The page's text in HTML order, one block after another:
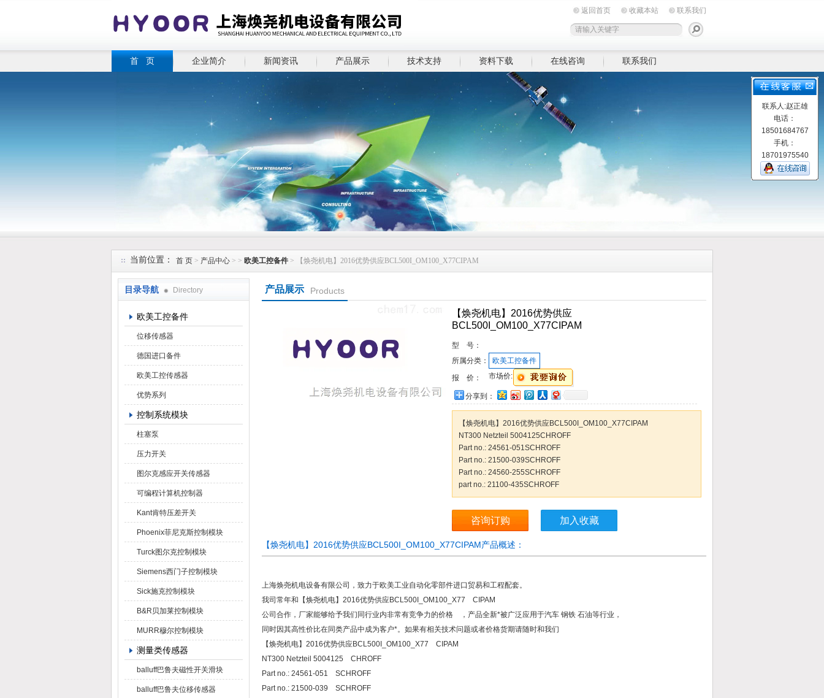
返回首页 收藏本站 联系我们
首 页 企业简介 新闻资讯 产品展示 技术支持 资料下载 在线咨询 联系我们
当前位置： 首 页 > 产品中心 > > 欧美工控备件 > 【焕尧机电】2016优势供应BCL500I_OM100_X77CIPAM
目录导航 Directory
欧美工控备件
位移传感器
德国进口备件
欧美工控传感器
优势系列
控制系统模块
柱塞泵
压力开关
图尔克感应开关传感器
可编程计算机控制器
Kant肯特压差开关
Phoenix菲尼克斯控制模块
Turck图尔克控制模块
Siemens西门子控制模块
Sick施克控制模块
B&R贝加莱控制模块
MURR穆尔控制模块
测量类传感器
balluff巴鲁夫磁性开关滑块
balluff巴鲁夫位移传感器
产品展示 Products
【焕尧机电】2016优势供应
BCL500I_OM100_X77CIPAM
型 号：
所属分类：
欧美工控备件
报 价：
市场价:
分享到：
【焕尧机电】2016优势供应BCL500I_OM100_X77CIPAM
NT300 Netzteil 5004125CHROFF
Part no.: 24561-051SCHROFF
Part no.: 21500-039SCHROFF
Part no.: 24560-255SCHROFF
part no.: 21100-435SCHROFF
咨询订购 加入收藏
【焕尧机电】2016优势供应BCL500I_OM100_X77CIPAM产品概述：
上海焕尧机电设备有限公司，致力于欧美工业自动化零部件进口贸易和工程配套。
我司常年和【焕尧机电】2016优势供应BCL500I_OM100_X77 CIPAM
公司合作，厂家能够给予我们同行业内非常有竞争力的价格 ，产品全新*被广泛应用于汽车 钢铁 石油等行业，
同时因其高性价比在同类产品中成为客户*。如果有相关技术问题或者价格货期请随时和我们
【焕尧机电】2016优势供应BCL500I_OM100_X77 CIPAM
NT300 Netzteil 5004125 CHROFF
Part no.: 24561-051 SCHROFF
Part no.: 21500-039 SCHROFF
联系人:赵正雄
电话：
18501684767
手机：
18701975540